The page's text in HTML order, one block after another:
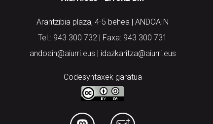
Arantzibia plaza, 4-5 behea | ANDOAIN
Tel.: 943 300 732 | Faxa: 943 300 731
andoain@aiurri.eus | idazkaritza@aiurri.eus
Codesyntaxek garatua